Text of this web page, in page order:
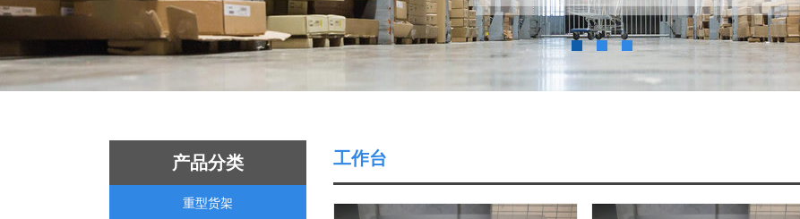
产品分类
重型货架
工作台